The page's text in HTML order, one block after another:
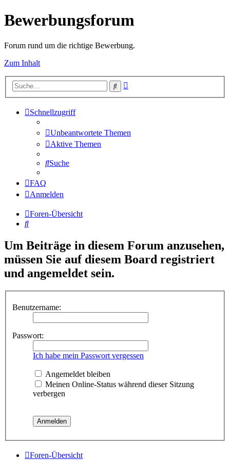
Bewerbungsforum
Forum rund um die richtige Bewerbung.
Zum Inhalt
Suche
Schnellzugriff
Unbeantwortete Themen
Aktive Themen
Suche
FAQ
Anmelden
Foren-Übersicht
Suche
Um Beiträge in diesem Forum anzusehen,
müssen Sie auf diesem Board registriert
und angemeldet sein.
Benutzername:
Passwort:
Ich habe mein Passwort vergessen
Angemeldet bleiben
Meinen Online-Status während dieser Sitzung
verbergen
Foren-Übersicht